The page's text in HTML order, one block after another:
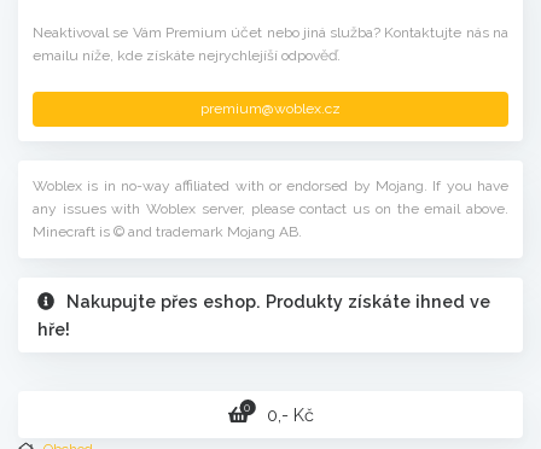
Neaktivoval se Vám Premium účet nebo jiná služba? Kontaktujte nás na
emailu níže, kde získáte nejrychlejíší odpověď.
premium@woblex.cz
Woblex is in no-way affiliated with or endorsed by Mojang. If you have
any issues with Woblex server, please contact us on the email above.
Minecraft is © and trademark Mojang AB.
Nakupujte přes eshop. Produkty získáte ihned ve
hře!
0 0,- Kč